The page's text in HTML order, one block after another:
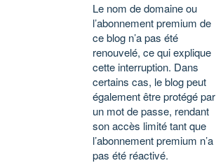
Le nom de domaine ou
l’abonnement premium de
ce blog n’a pas été
renouvelé, ce qui explique
cette interruption. Dans
certains cas, le blog peut
également être protégé par
un mot de passe, rendant
son accès limité tant que
l’abonnement premium n’a
pas été réactivé.